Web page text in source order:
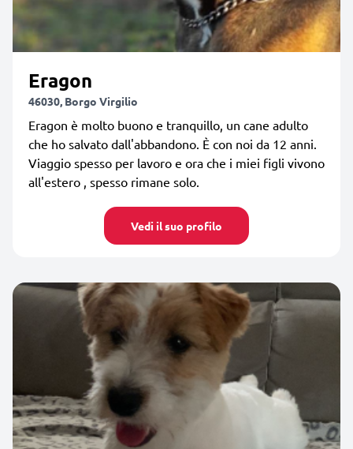
Eragon
46030, Borgo Virgilio
Eragon è molto buono e tranquillo, un cane adulto
che ho salvato dall'abbandono. È con noi da 12 anni.
Viaggio spesso per lavoro e ora che i miei figli vivono
all'estero , spesso rimane solo.
Vedi il suo profilo